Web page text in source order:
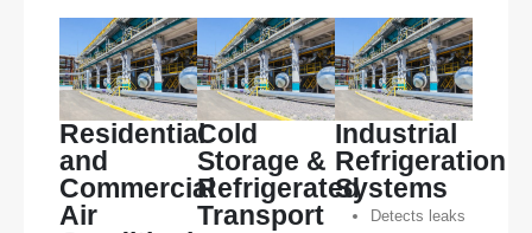
Residential
and
Commercial
Air
Cold
Storage &
Refrigerated
Transport
Industrial
Refrigeration
Systems
Detects leaks